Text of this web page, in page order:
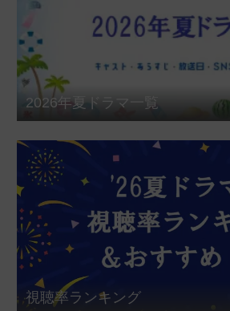
2026年夏ドラマ一覧
視聴率ランキング